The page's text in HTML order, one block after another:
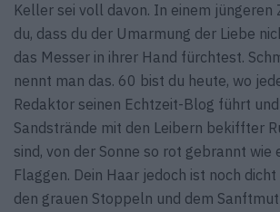
Keller sei voll davon. In einem jüngeren
du, dass du der Umarmung der Liebe
das Messer in ihrer Hand fürchtest.
nennt man das. 60 bist du heute, wo
Redaktor seinen Echtzeit-Blog führt und
Sandstrände mit den Leibern bekiffter
sind, von der Sonne so rot gebrannt wie
Flaggen. Dein Haar jedoch ist noch
den grauen Stoppeln und dem